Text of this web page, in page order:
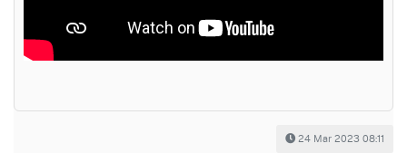
24 Mar 2023 08:11